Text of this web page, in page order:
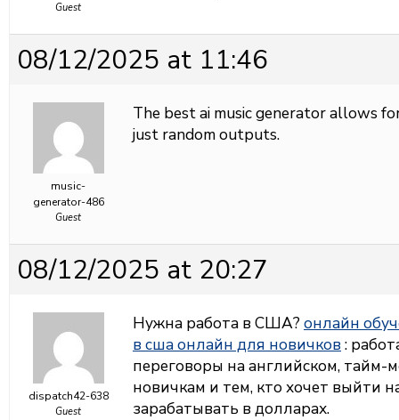
Guest
08/12/2025 at 11:46
music-
generator-486
Guest
The best ai music generator allows
just random outputs.
08/12/2025 at 20:27
dispatch42-638
Guest
Нужна работа в США? онлайн
в сша онлайн для новичков :
переговоры на английском,
новичкам и тем, кто хочет выйти
зарабатывать в долларах.